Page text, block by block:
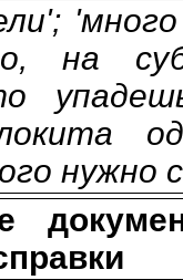
на
нужно